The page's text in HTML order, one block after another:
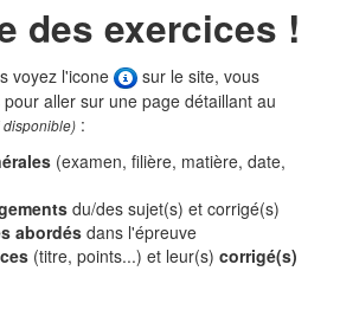
des exercices !
voyez l'icone
sur le site, vous
aller sur une page détaillant au
disponible) :
(examen, filière, matière, date,
du/des sujet(s) et corrigé(s)
abordés dans l'épreuve
(titre, points...) et leur(s)corrigé(s)